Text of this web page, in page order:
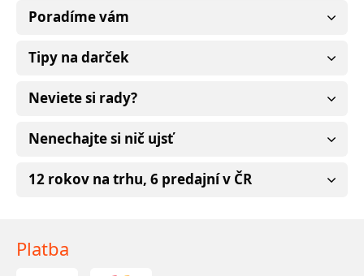
Poradíme vám
Tipy na darček
Neviete si rady?
Nenechajte si nič ujsť
12 rokov na trhu, 6 predajní v ČR
Platba